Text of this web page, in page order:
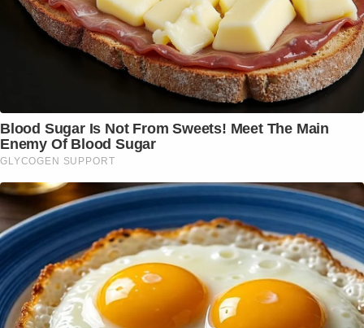
Blood Sugar Is Not From Sweets! Meet The Main
Enemy Of Blood Sugar
GLYCOGEN SUPPORT